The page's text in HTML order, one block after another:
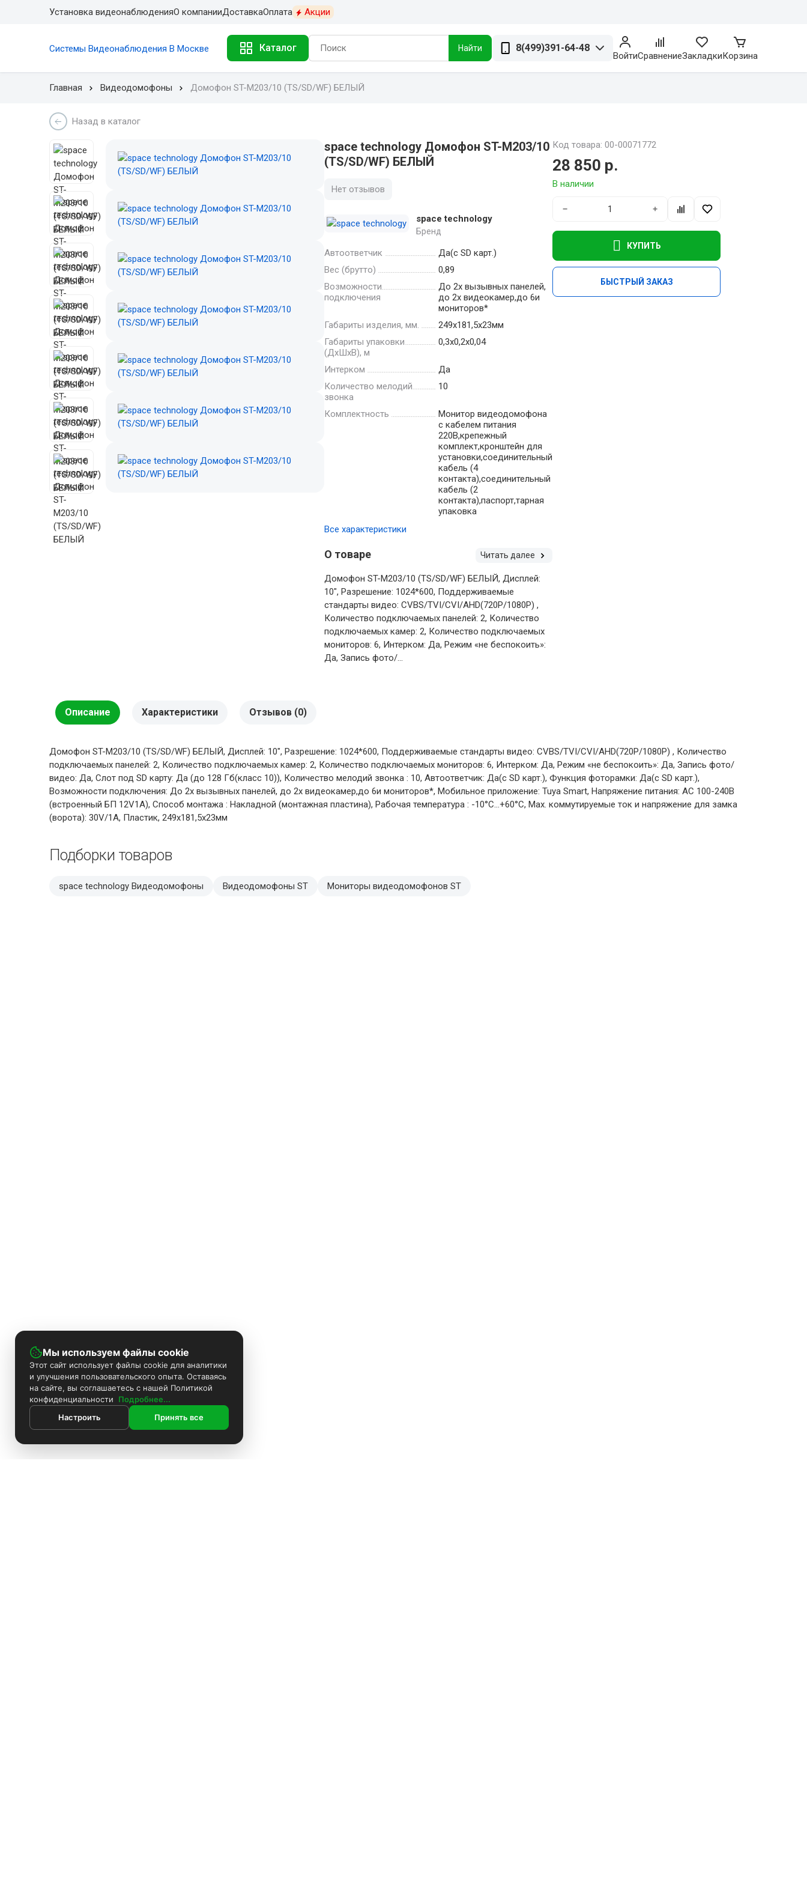
Установка видеонаблюденияО компанииДоставкаОплата Акции
Системы Видеонаблюдения В Москве Каталог Найти 8(499)391-64-48
ВойтиСравнениеЗакладкиКорзина
Главная Видеодомофоны Домофон ST-M203/10 (TS/SD/WF) БЕЛЫЙ
Назад в каталог
space technology Домофон ST-M203/10
(TS/SD/WF) БЕЛЫЙ
Нет отзывов
space technology
Бренд
Автоответчик
Да(с SD карт.)
Вес (брутто)
0,89
Возможности
подключения
До 2х вызывных панелей,
до 2х видеокамер,до 6и
мониторов*
Габариты изделия, мм.
249х181,5х23мм
Габариты упаковки
(ДхШхВ), м
0,3x0,2x0,04
Интерком
Да
Количество мелодий
звонка
10
Комплектность
Монитор видеодомофона
с кабелем питания
220В,крепежный
комплект,кронштейн для
установки,соединительный
кабель (4
контакта),соединительный
кабель (2
контакта),паспорт,тарная
упаковка
Все характеристики
О товаре Читать далее
Домофон ST-M203/10 (TS/SD/WF) БЕЛЫЙ, Дисплей:
10", Разрешение: 1024*600, Поддерживаемые
стандарты видео: CVBS/TVI/CVI/AHD(720Р/1080P) ,
Количество подключаемых панелей: 2, Количество
подключаемых камер: 2, Количество подключаемых
мониторов: 6, Интерком: Да, Режим «не беспокоить»:
Да, Запись фото/...
Код товара: 00-00071772
28 850 р.
В наличии
− +
КУПИТЬ
БЫСТРЫЙ ЗАКАЗ
Описание Характеристики Отзывов (0)
Домофон ST-M203/10 (TS/SD/WF) БЕЛЫЙ, Дисплей: 10", Разрешение: 1024*600, Поддерживаемые стандарты видео: CVBS/TVI/CVI/AHD(720Р/1080P) , Количество
подключаемых панелей: 2, Количество подключаемых камер: 2, Количество подключаемых мониторов: 6, Интерком: Да, Режим «не беспокоить»: Да, Запись фото/
видео: Да, Слот под SD карту: Да (до 128 Гб(класс 10)), Количество мелодий звонка : 10, Автоответчик: Да(с SD карт.), Функция фоторамки: Да(с SD карт.),
Возможности подключения: До 2х вызывных панелей, до 2х видеокамер,до 6и мониторов*, Мобильное приложение: Tuya Smart, Напряжение питания: АС 100-240В
(встроенный БП 12V1A), Способ монтажа : Накладной (монтажная пластина), Рабочая температура : -10°С...+60°С, Мах. коммутируемые ток и напряжение для замка
(ворота): 30V/1A, Пластик, 249х181,5х23мм
Подборки товаров
space technology Видеодомофоны Видеодомофоны ST Мониторы видеодомофонов ST
Мы используем файлы cookie
Этот сайт использует файлы cookie для аналитики
и улучшения пользовательского опыта. Оставаясь
на сайте, вы соглашаетесь с нашей Политикой
конфиденциальности
Подробнее...
Настроить
Принять все